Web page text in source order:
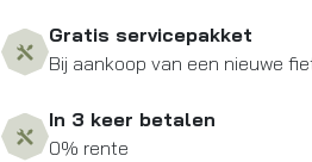
Gratis servicepakket
Bij aankoop van een nieuwe
In 3 keer betalen
0% rente